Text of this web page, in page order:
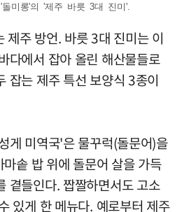
돌미롱'의 '제주 바릇 3대 진미'.
주 방언. 바릇 3대 진미는 이
다에서 잡아 올린 해산물들로
잡는 제주 특선 보양식 3종이
게 미역국'은 물꾸럭(돌문어)을
솥 밥 위에 돌문어 살을 가득
곁들인다. 짭짤하면서도 고소
있게 한 메뉴다. 예로부터 제주